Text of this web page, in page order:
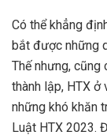
Có thể khẳng
bắt được những
Thế nhưng, cũng
thành lập, HTX ở
những khó khăn
Luật HTX 2023.